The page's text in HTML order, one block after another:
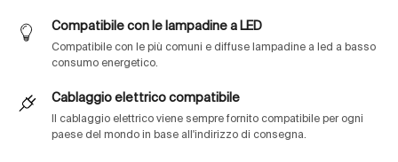
Compatibile con le lampadine a LED
Compatibile con le più comuni e diffuse lampadine a led a basso
consumo energetico.
Cablaggio elettrico compatibile
Il cablaggio elettrico viene sempre fornito compatibile per ogni
paese del mondo in base all'indirizzo di consegna.